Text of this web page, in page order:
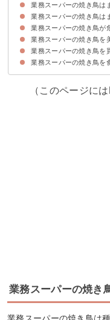
業務スーパーの焼き鳥は
業務スーパーの冷凍焼
業務スーパーの焼き鳥は
業務スーパーの焼き鳥
業務スーパーの焼き鳥
業務スーパーの焼き鳥が
業務スーパーの焼き鳥
業務スーパーの焼き鳥
業務スーパーの焼き鳥を
①唐揚げ
②親子丼
③すき焼き風焼き鳥鍋
業務スーパーの焼き鳥を
①ぼんじり焼き鳥串（
②ねぎ間串（1408円）
③軟骨入りつくね串（
業務スーパーの焼き鳥を
（このページに
業務スーパーの焼き